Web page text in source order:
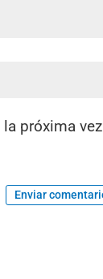
próxima vez
Enviar